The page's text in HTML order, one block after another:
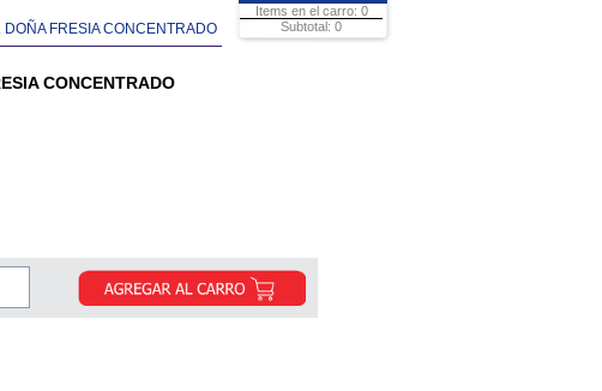
DOÑA FRESIA CONCENTRADO
CONCENTRADO
Items en el carro: 0
Subtotal: 0